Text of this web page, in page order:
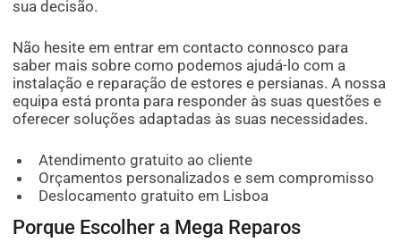
sua decisão.
Não hesite em entrar em contacto connosco para
saber mais sobre como podemos ajudá-lo com a
instalação e reparação de estores e persianas. A nossa
equipa está pronta para responder às suas questões e
oferecer soluções adaptadas às suas necessidades.
Atendimento gratuito ao cliente
Orçamentos personalizados e sem compromisso
Deslocamento gratuito em Lisboa
Porque Escolher a Mega Reparos